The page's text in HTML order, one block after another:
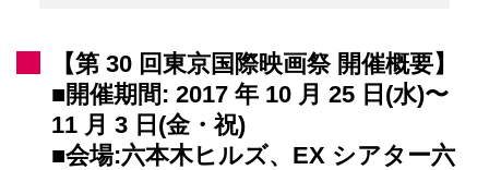
【第 30 回東京国際映画祭 開催概要】
■開催期間: 2017 年 10 月 25 日(水)〜
11 月 3 日(金・祝)
■会場:六本木ヒルズ、EX シアター六